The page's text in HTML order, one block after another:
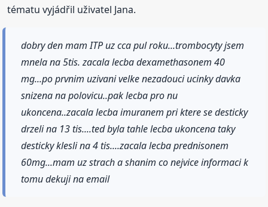
tématu vyjádřil uživatel Jana.
dobry den mam ITP uz cca pul roku...trombocyty jsem
mnela na 5tis. zacala lecba dexamethasonem 40
mg...po prvnim uzivani velke nezadouci ucinky davka
snizena na polovicu..pak lecba pro nu
ukoncena..zacala lecba imuranem pri ktere se desticky
drzeli na 13 tis....ted byla tahle lecba ukoncena taky
desticky klesli na 4 tis....zacala lecba prednisonem
60mg...mam uz strach a shanim co nejvice informaci k
tomu dekuji na email